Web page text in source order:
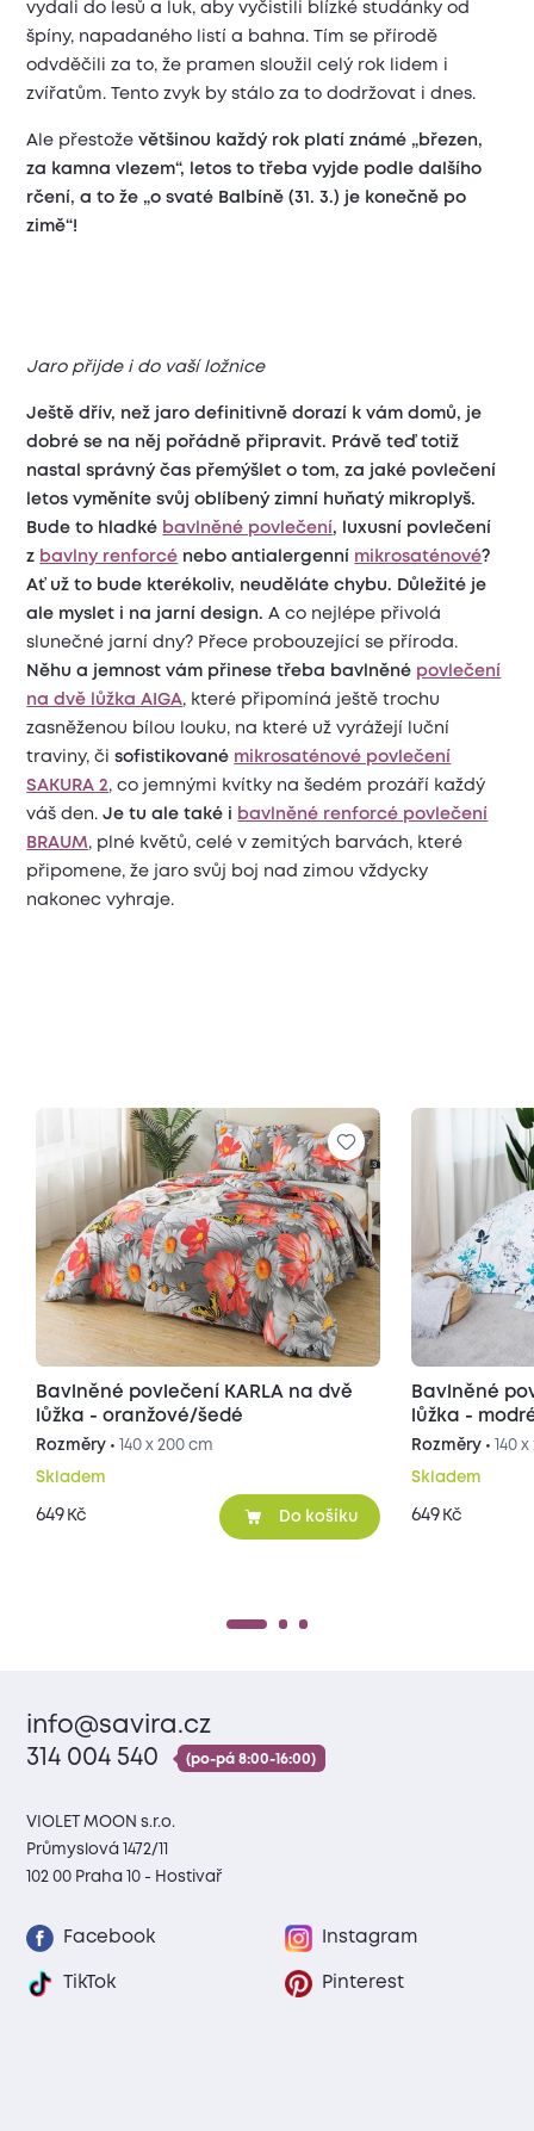
vydali do lesů a luk, aby vyčistili blízké studánky od
špíny, napadaného listí a bahna. Tím se přírodě
odvděčili za to, že pramen sloužil celý rok lidem i
zvířatům. Tento zvyk by stálo za to dodržovat i dnes.
Ale přestoževětšinou každý rok platí známé „březen,
za kamna vlezem“, letos to třeba vyjde podle dalšího
rčení, a to že „o svaté Balbíně (31. 3.) je konečně po
zimě“!
Jaro přijde i do vaší ložnice
Ještě dřív, než jaro definitivně dorazí k vám domů, je
dobré se na něj pořádně připravit. Právě teď totiž
nastal správný čas přemýšlet o tom, za jaké povlečení
letos vyměníte svůj oblíbený zimní huňatý mikroplyš.
Bude to hladké bavlněné povlečení, luxusní povlečení
z bavlny renforcé nebo antialergenní mikrosaténové?
Ať už to bude kterékoliv, neuděláte chybu. Důležité je
ale myslet i na jarní design.A co nejlépe přivolá
slunečné jarní dny? Přece probouzející se příroda.
Něhu a jemnost vám přinese třeba bavlněné povlečení
na dvě lůžka AIGA, které připomíná ještě trochu
zasněženou bílou louku, na které už vyrážejí luční
traviny, čisofistikované mikrosaténové povlečení
SAKURA 2, co jemnými kvítky na šedém prozáří každý
váš den.Je tu ale také i bavlněné renforcé povlečení
BRAUM, plné květů, celé v zemitých barvách, které
připomene, že jaro svůj boj nad zimou vždycky
nakonec vyhraje.
Bavlněné povlečení KARLA na dvě
lůžka - oranžové/šedé
Rozměry • 140 x 200 cm
Skladem
649 Kč Do košíku
Bavlněné
lůžka -
Rozměry • 140
Skladem
649 Kč
info@savira.cz
314 004 540
(po-pá 8:00-16:00)
VIOLET MOON s.r.o.
Průmyslová 1472/11
102 00 Praha 10 - Hostivař
Facebook Instagram
TikTok Pinterest